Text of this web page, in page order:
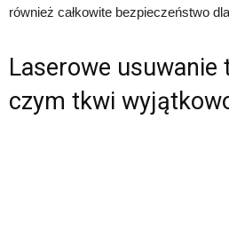
również całkowite bezpieczeństwo
Laserowe usuwanie
czym tkwi